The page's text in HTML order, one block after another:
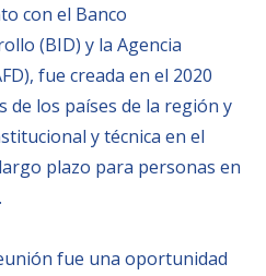
con el Banco
(BID) y la Agencia
fue creada en el 2020
de los países de la región y
y técnica en el
plazo para personas en
fue una oportunidad